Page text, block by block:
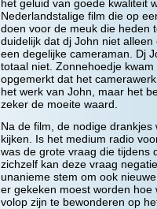
het geluid van goede kwaliteit
Nederlandstalige film die op
doen voor de meuk die heden
duidelijk dat dj John niet
een degelijke cameraman. Dj
totaal niet. Zonnehoedje
opgemerkt dat het
het werk van John, maar het
zeker de moeite waard.
Na de film, de nodige
kijken. Is het medium radio
was de grote vraag die tijdens
zichzelf kan deze vraag
unanieme stem om ook
er gekeken moest worden
volop zijn te bewonderen op